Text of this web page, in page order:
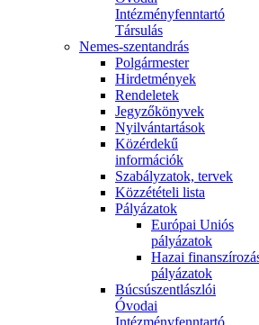
Intézményfenntartó
Társulás
Nemes-szentandrás
Polgármester
Hirdetmények
Rendeletek
Jegyzőkönyvek
Nyilvántartások
Közérdekű
információk
Szabályzatok, tervek
Közzétételi lista
Pályázatok
Európai Uniós
pályázatok
Hazai
pályázatok
Búcsúszentlászlói
Óvodai
Intézményfenntartó